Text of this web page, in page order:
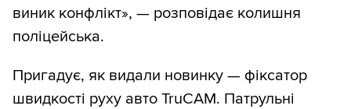
виник конфлікт», — розповідає колишня
поліцейська.
Пригадує, як видали новинку — фіксатор
швидкості руху авто TruCAM. Патрульні